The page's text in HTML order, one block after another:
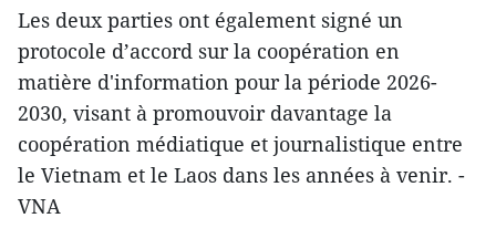
Les deux parties ont également signé un
protocole d’accord sur la coopération en
matière d'information pour la période 2026-
2030, visant à promouvoir davantage la
coopération médiatique et journalistique entre
le Vietnam et le Laos dans les années à venir. -
VNA